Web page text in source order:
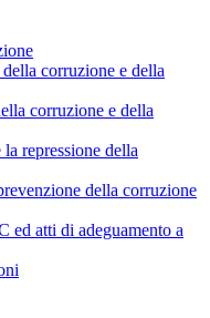
corruzione e della
corruzione e della
repressione della
della corruzione
atti di adeguamento a